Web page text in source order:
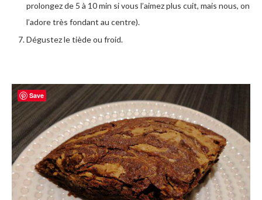
prolongez de 5 à 10 min si vous l’aimez plus cuit, mais nous, on
l’adore très fondant au centre).
Dégustez le tiède ou froid.
Save